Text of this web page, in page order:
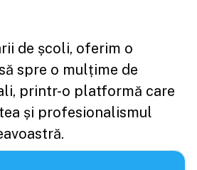
de școli, oferim o
spre o mulțime de
printr-o platformă care
și profesionalismul